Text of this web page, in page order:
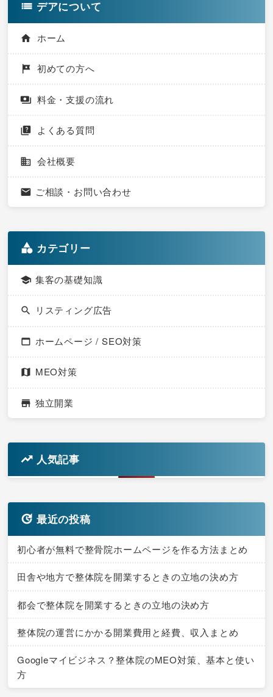
デアについて
ホーム
初めての方へ
料金・支援の流れ
よくある質問
会社概要
ご相談・お問い合わせ
カテゴリー
集客の基礎知識
リスティング広告
ホームページ / SEO対策
MEO対策
独立開業
人気記事
最近の投稿
初心者が無料で整骨院ホームページを作る方法まとめ
田舎や地方で整体院を開業するときの立地の決め方
都会で整体院を開業するときの立地の決め方
整体院の運営にかかる開業費用と経費、収入まとめ
Googleマイビジネス？整体院のMEO対策、基本と使い
方